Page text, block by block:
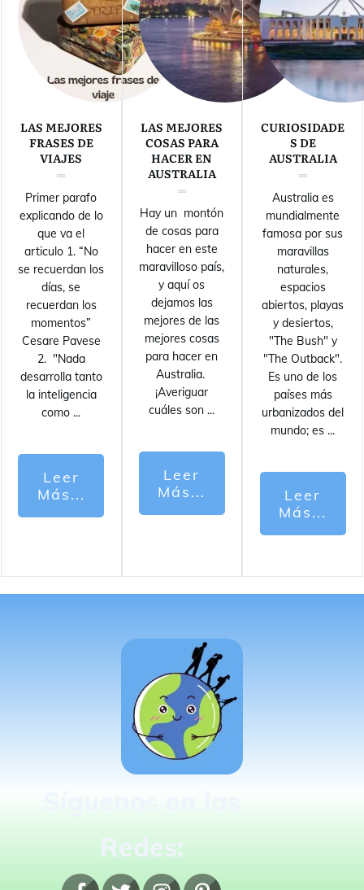
LAS MEJORES
FRASES DE
VIAJES
Primer parafo
explicando de lo
que va el
articulo 1. “No
se recuerdan los
días, se
recuerdan los
momentos”
Cesare Pavese
2. "Nada
desarrolla tanto
la inteligencia
como ...
Leer
Más...
LAS MEJORES
COSAS PARA
HACER EN
AUSTRALIA
Hay un montón
de cosas para
hacer en este
maravilloso país,
y aquí os
dejamos las
mejores de las
mejores cosas
para hacer en
Australia.
¡Averiguar
cuáles son ...
Leer
Más...
CURIOSIDADE
S DE
AUSTRALIA
Australia es
mundialmente
famosa por sus
maravillas
naturales,
espacios
abiertos, playas
y desiertos,
"The Bush" y
"The Outback".
Es uno de los
países más
urbanizados del
mundo; es ...
Leer
Más...
Redes: